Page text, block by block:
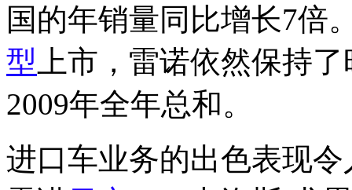
国的年销量同比增长7倍
型 上市，雷诺依然保持
2009年全年总和。
进口车业务的出色表现